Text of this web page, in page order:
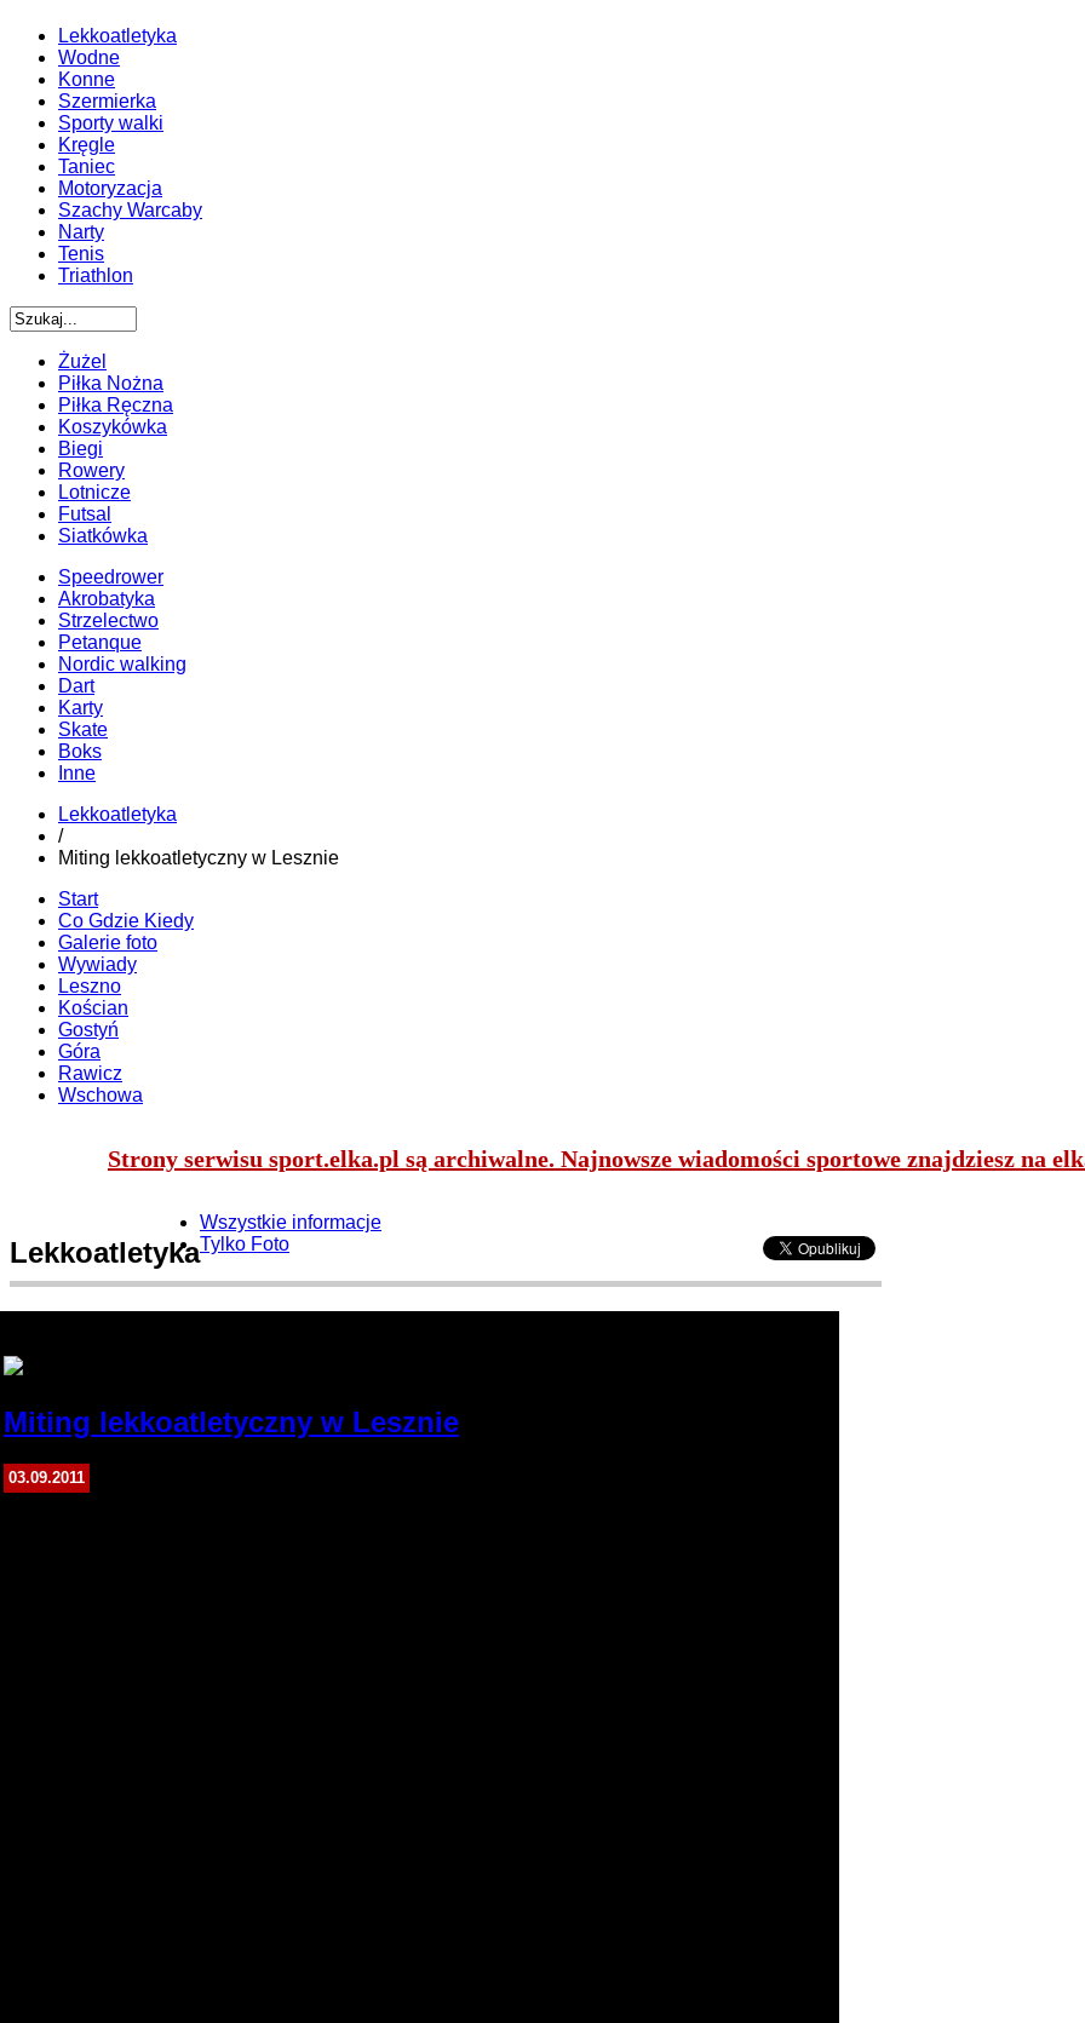
Lekkoatletyka
Wodne
Konne
Szermierka
Sporty walki
Kręgle
Taniec
Motoryzacja
Szachy Warcaby
Narty
Tenis
Triathlon
Żużel
Piłka Nożna
Piłka Ręczna
Koszykówka
Biegi
Rowery
Lotnicze
Futsal
Siatkówka
Speedrower
Akrobatyka
Strzelectwo
Petanque
Nordic walking
Dart
Karty
Skate
Boks
Inne
Lekkoatletyka
/
Miting lekkoatletyczny w Lesznie
Start
Co Gdzie Kiedy
Galerie foto
Wywiady
Leszno
Kościan
Gostyń
Góra
Rawicz
Wschowa
Strony serwisu sport.elka.pl są archiwalne. Najnowsze wiadomości sportowe znajdziesz na
Lekkoatletyka
Wszystkie informacje
Tylko Foto
Miting lekkoatletyczny w Lesznie
03.09.2011